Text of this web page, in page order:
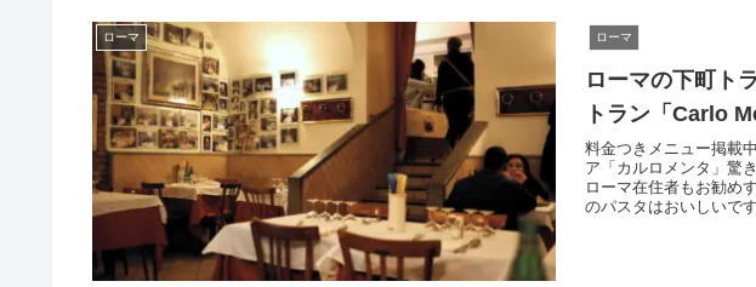
ローマ ローマ
ローマの下町ト
トラン「Carlo
料金つきメニュー掲載
ア「カルロメンタ」驚
ローマ在住者もお勧め
のパスタはおいしいで